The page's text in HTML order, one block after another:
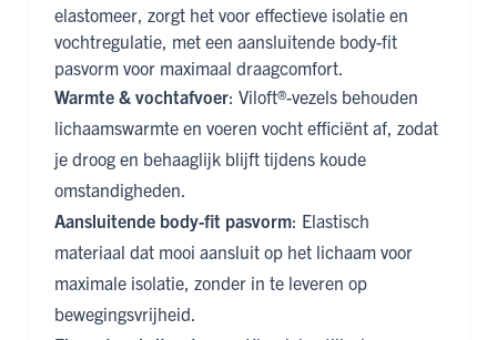
elastomeer, zorgt het voor effectieve isolatie en
vochtregulatie, met een aansluitende body-fit
pasvorm voor maximaal draagcomfort.
Warmte & vochtafvoer: Viloft®-vezels behouden
lichaamswarmte en voeren vocht efficiënt af, zodat
je droog en behaaglijk blijft tijdens koude
omstandigheden.
Aansluitende body-fit pasvorm: Elastisch
materiaal dat mooi aansluit op het lichaam voor
maximale isolatie, zonder in te leveren op
bewegingsvrijheid.